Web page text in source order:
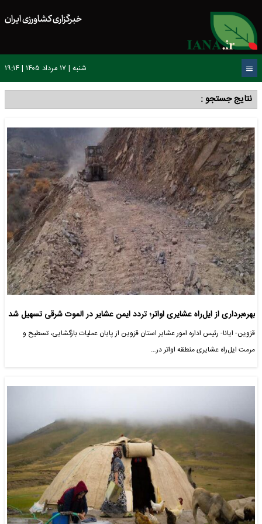
خبرگزاری کشاورزی ایران
شنبه | ۱۷ مرداد ۱۴۰۵ | ۱۹:۱۴
نتایج جستجو :
بهره‌برداری از ایل‌راه عشایری اواتر؛ تردد ایمن عشایر در الموت شرقی تسهیل شد
قزوین- ایانا- رئیس اداره امور عشایر استان قزوین از پایان عملیات بازگشایی، تسطیح و
مرمت ایل‌راه عشایری منطقه اواتر در…